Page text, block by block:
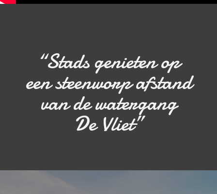
“Stads genieten op
een steenworp afstand
van de watergang
De Vliet”